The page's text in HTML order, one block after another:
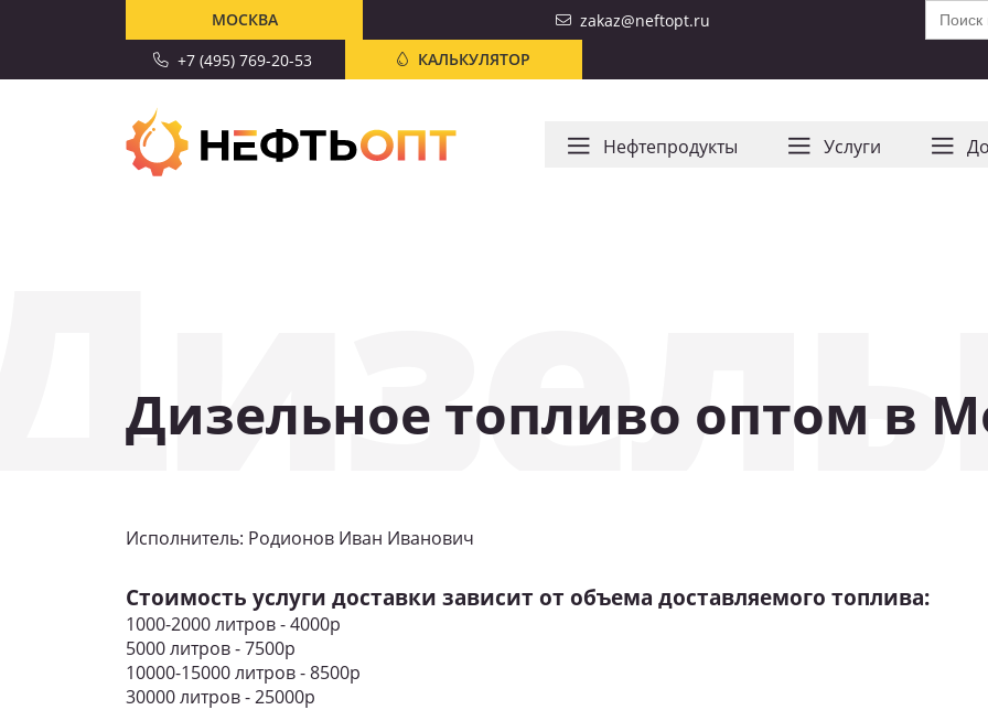
МОСКВА zakaz@neftopt.ru Search
for:
+7 (495) 769-20-53 КАЛЬКУЛЯТОР
Нефтепродукты Услуги
Дизельное топливо оптом в
Исполнитель: Родионов Иван Иванович
Стоимость услуги доставки зависит от объема доставляемого топлива:
1000-2000 литров - 4000р
5000 литров - 7500р
10000-15000 литров - 8500р
30000 литров - 25000р